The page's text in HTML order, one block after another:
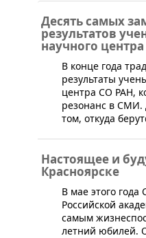
Десять самых
результатов
научного
​В конце года
результаты
центра СО РАН,
резонанс в СМИ.
том, откуда
Настоящее и
Красноярске
​В мае этого года
Российской
самым
летний юбилей.